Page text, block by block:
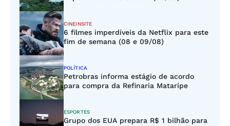
CINEINSITE
6 filmes imperdíveis da Netflix para este
fim de semana (08 e 09/08)
POLÍTICA
Petrobras informa estágio de acordo
para compra da Refinaria Mataripe
ESPORTES
Grupo dos EUA prepara R$ 1 bilhão para